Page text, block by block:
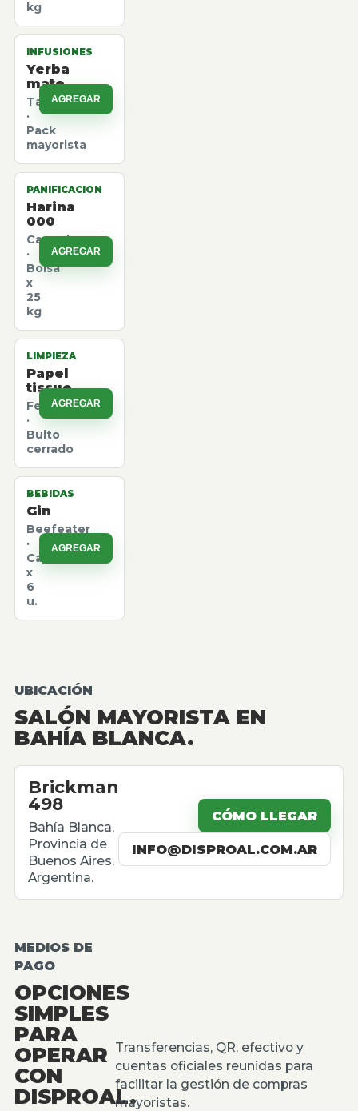
kg
INFUSIONES
Yerba
mate
Taragui
·
Pack
mayorista
AGREGAR
PANIFICACION
Harina
000
Canuelas
·
Bolsa
x
25
kg
AGREGAR
LIMPIEZA
Papel
tissue
Felpita
·
Bulto
cerrado
AGREGAR
BEBIDAS
Gin
Beefeater
·
Caja
x
6
u.
AGREGAR
UBICACIÓN
SALÓN MAYORISTA EN
BAHÍA BLANCA.
Brickman
498
Bahía Blanca,
Provincia de
Buenos Aires,
Argentina.
CÓMO LLEGAR
INFO@DISPROAL.COM.AR
MEDIOS DE
PAGO
OPCIONES
SIMPLES
PARA
OPERAR
CON
DISPROAL.
Transferencias, QR, efectivo y
cuentas oficiales reunidas para
facilitar la gestión de compras
mayoristas.